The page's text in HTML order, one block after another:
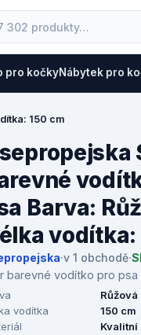
pro kočkyNábytek pro
150 cm
Barva:
vodítka:
·v 1 obchodě·
barevné vodítko pro psa
Růžová
vodítka
150 cm
Kvalitní